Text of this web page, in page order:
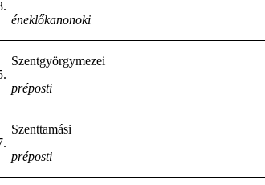
éneklőkanonoki
Szentgyörgymezei
préposti
Szenttamási
préposti